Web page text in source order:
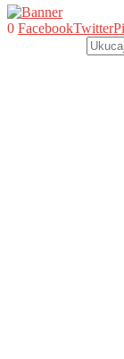
0 FacebookTwitter